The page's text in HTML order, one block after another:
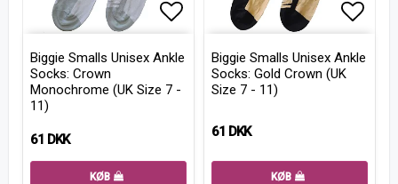
Add to list of favorites
Biggie Smalls Unisex Ankle
Socks: Crown
Monochrome (UK Size 7 -
11)
61 DKK
KØB
Biggie Smalls Unisex Ankle
Socks: Gold Crown (UK
Size 7 - 11)
61 DKK
KØB